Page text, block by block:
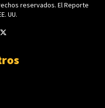
reservados. El Reporte
UU.